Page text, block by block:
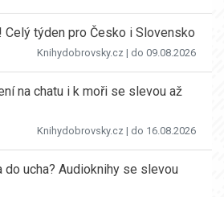
Celý týden pro Česko i Slovensko
Knihydobrovsky.cz | do 09.08.2026
na chatu i k moři se slevou až
Knihydobrovsky.cz | do 16.08.2026
do ucha? Audioknihy se slevou